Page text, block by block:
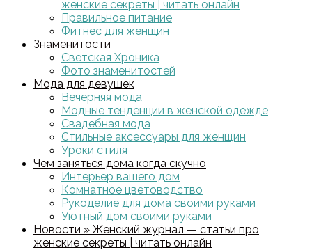
женские секреты | читать онлайн
Правильное питание
Фитнес для женщин
Знаменитости
Светская Хроника
Фото знаменитостей
Мода для девушек
Вечерняя мода
Модные тенденции в женской одежде
Свадебная мода
Стильные аксессуары для женщин
Уроки стиля
Чем заняться дома когда скучно
Интерьер вашего дом
Комнатное цветоводство
Рукоделие для дома своими руками
Уютный дом своими руками
Новости » Женский журнал — статьи про
женские секреты | читать онлайн